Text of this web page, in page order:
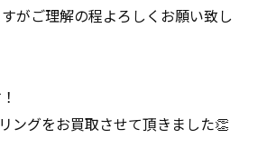
がご理解の程よろしくお願い致し
ングをお買取させて頂きました👏